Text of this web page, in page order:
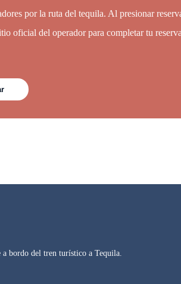
por la ruta del tequila. Al presionar
oficial del operador para completar tu
bordo del tren turístico a Tequila.